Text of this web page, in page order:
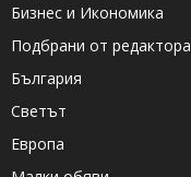
Бизнес и Икономика
Подбрани от редактора
България
Светът
Европа